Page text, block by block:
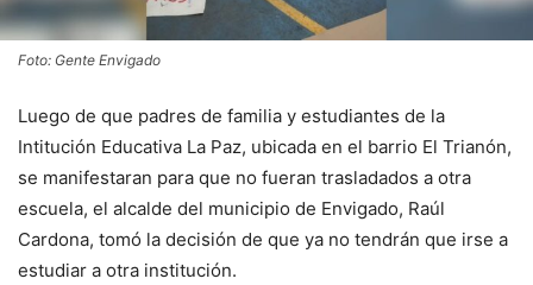
Foto: Gente Envigado
Luego de que padres de familia y estudiantes de la
Intitución Educativa La Paz, ubicada en el barrio El Trianón,
se manifestaran para que no fueran trasladados a otra
escuela, el alcalde del municipio de Envigado, Raúl
Cardona, tomó la decisión de que ya no tendrán que irse a
estudiar a otra institución.